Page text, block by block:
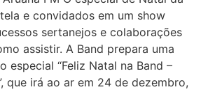
e convidados em um show
sertanejos e colaborações
assistir. A Band prepara uma
especial “Feliz Natal na Band –
que irá ao ar em 24 de dezembro,